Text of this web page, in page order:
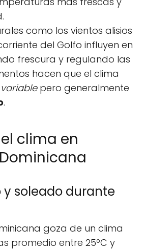
como los vientos alisios
del Golfo influyen en
frescura y regulando las
hacen que el clima
variablepero generalmente
.
clima en
soleado durante
goza de un clima
promedio entre 25ºC y